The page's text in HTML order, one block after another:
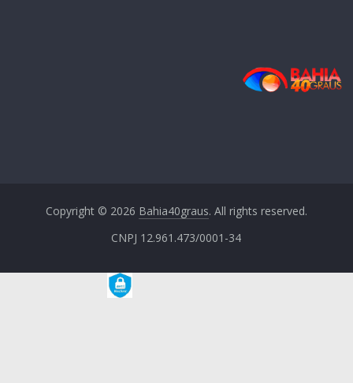
Copyright © 2026 Bahia40graus. All rights reserved.
CNPJ 12.961.473/0001-34